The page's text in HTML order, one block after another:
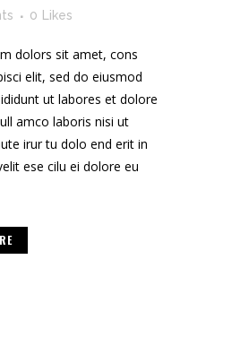
0 Likes
dolors sit amet, cons
elit, sed do eiusmod
ut labores et dolore
amco laboris nisi ut
irur tu dolo end erit in
ese cilu ei dolore eu